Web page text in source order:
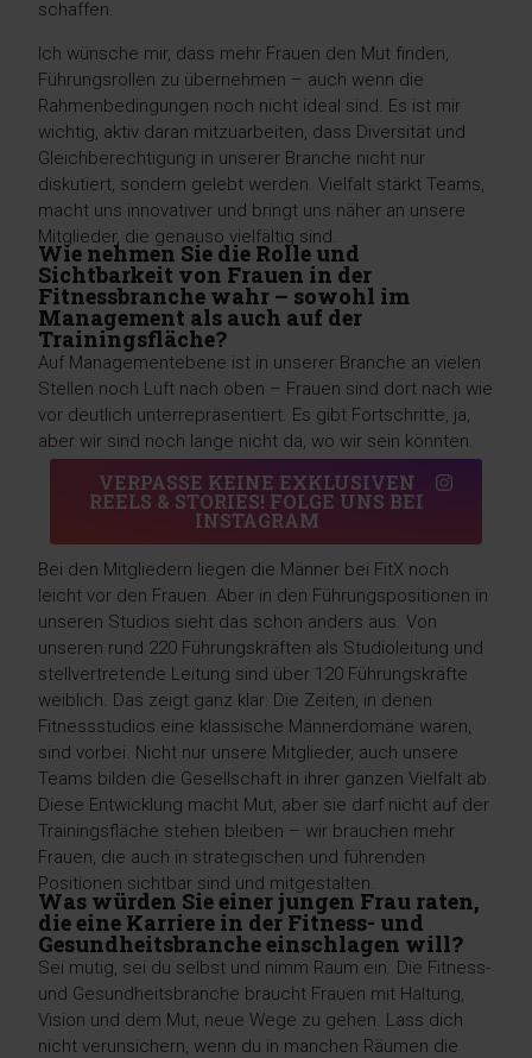
schaffen.
Ich wünsche mir, dass mehr Frauen den Mut finden,
Führungsrollen zu übernehmen – auch wenn die
Rahmenbedingungen noch nicht ideal sind. Es ist mir
wichtig, aktiv daran mitzuarbeiten, dass Diversität und
Gleichberechtigung in unserer Branche nicht nur
diskutiert, sondern gelebt werden. Vielfalt stärkt Teams,
macht uns innovativer und bringt uns näher an unsere
Mitglieder, die genauso vielfältig sind.
Wie nehmen Sie die Rolle und
Sichtbarkeit von Frauen in der
Fitnessbranche wahr – sowohl im
Management als auch auf der
Trainingsfläche?
Auf Managementebene ist in unserer Branche an vielen
Stellen noch Luft nach oben – Frauen sind dort nach wie
vor deutlich unterrepräsentiert. Es gibt Fortschritte, ja,
aber wir sind noch lange nicht da, wo wir sein könnten.
VERPASSE KEINE EXKLUSIVEN
REELS & STORIES! FOLGE UNS BEI
INSTAGRAM
Bei den Mitgliedern liegen die Männer bei FitX noch
leicht vor den Frauen. Aber in den Führungspositionen in
unseren Studios sieht das schon anders aus. Von
unseren rund 220 Führungskräften als Studioleitung und
stellvertretende Leitung sind über 120 Führungskräfte
weiblich. Das zeigt ganz klar: Die Zeiten, in denen
Fitnessstudios eine klassische Männerdomäne waren,
sind vorbei. Nicht nur unsere Mitglieder, auch unsere
Teams bilden die Gesellschaft in ihrer ganzen Vielfalt ab.
Diese Entwicklung macht Mut, aber sie darf nicht auf der
Trainingsfläche stehen bleiben – wir brauchen mehr
Frauen, die auch in strategischen und führenden
Positionen sichtbar sind und mitgestalten.
Was würden Sie einer jungen Frau raten,
die eine Karriere in der Fitness- und
Gesundheitsbranche einschlagen will?
Sei mutig, sei du selbst und nimm Raum ein. Die Fitness-
und Gesundheitsbranche braucht Frauen mit Haltung,
Vision und dem Mut, neue Wege zu gehen. Lass dich
nicht verunsichern, wenn du in manchen Räumen die